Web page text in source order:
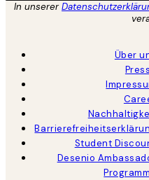
In unserer
Über
Student
Desenio